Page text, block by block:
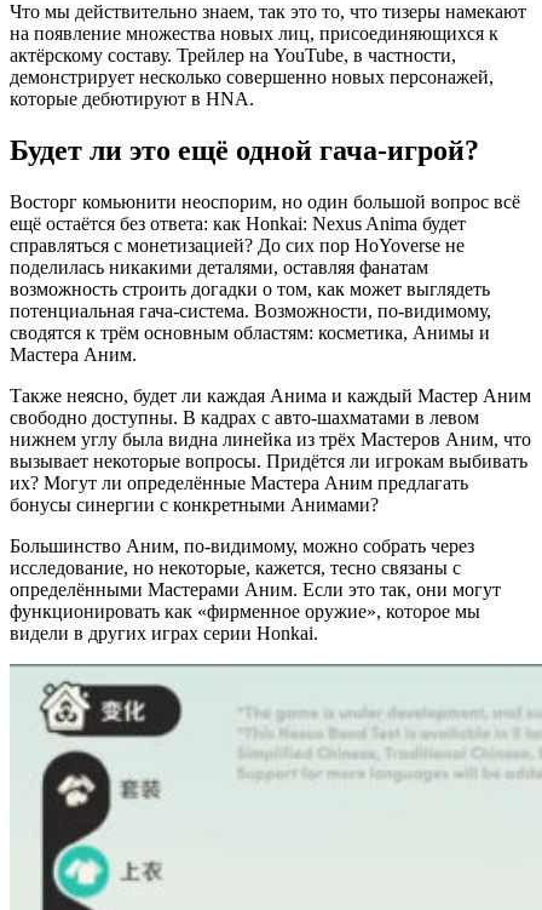
Что мы действительно знаем, так это то, что тизеры намекают
на появление множества новых лиц, присоединяющихся к
актёрскому составу. Трейлер на YouTube, в частности,
демонстрирует несколько совершенно новых персонажей,
которые дебютируют в HNA.
Будет ли это ещё одной гача-игрой?
Восторг комьюнити неоспорим, но один большой вопрос всё
ещё остаётся без ответа: как Honkai: Nexus Anima будет
справляться с монетизацией? До сих пор HoYoverse не
поделилась никакими деталями, оставляя фанатам
возможность строить догадки о том, как может выглядеть
потенциальная гача-система. Возможности, по-видимому,
сводятся к трём основным областям: косметика, Анимы и
Мастера Аним.
Также неясно, будет ли каждая Анима и каждый Мастер Аним
свободно доступны. В кадрах с авто-шахматами в левом
нижнем углу была видна линейка из трёх Мастеров Аним, что
вызывает некоторые вопросы. Придётся ли игрокам выбивать
их? Могут ли определённые Мастера Аним предлагать
бонусы синергии с конкретными Анимами?
Большинство Аним, по-видимому, можно собрать через
исследование, но некоторые, кажется, тесно связаны с
определёнными Мастерами Аним. Если это так, они могут
функционировать как «фирменное оружие», которое мы
видели в других играх серии Honkai.